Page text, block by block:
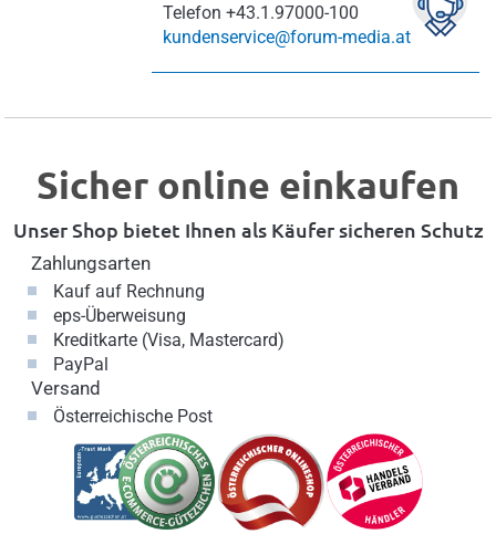
Telefon +43.1.97000-100
kundenservice@forum-media.at
Sicher online einkaufen
Unser Shop bietet Ihnen als Käufer sicheren Schutz
Zahlungsarten
Kauf auf Rechnung
eps-Überweisung
Kreditkarte (Visa, Mastercard)
PayPal
Versand
Österreichische Post